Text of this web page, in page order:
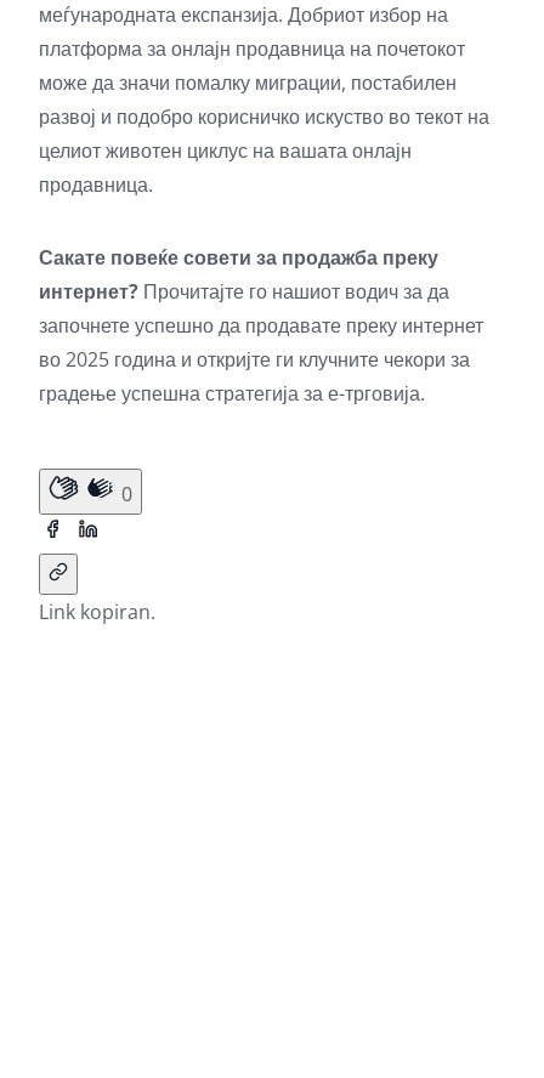
меѓународната експанзија. Добриот избор на
платформа за онлајн продавница на почетокот
може да значи помалку миграции, постабилен
развој и подобро корисничко искуство во текот на
целиот животен циклус на вашата онлајн
продавница.
Сакате повеќе совети за продажба преку
интернет? Прочитајте го нашиот водич за да
започнете успешно да продавате преку интернет
во 2025 година и откријте ги клучните чекори за
градење успешна стратегија за е-трговија.
0
Link kopiran.